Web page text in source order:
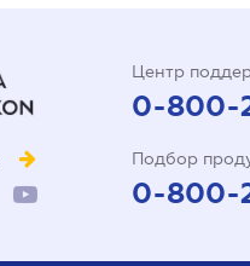
Центр
0-800-
Подбор
0-800-